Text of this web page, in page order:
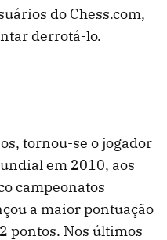
do Chess.com,
derrotá-lo.
tornou-se o jogador
em 2010, aos
campeonatos
a maior pontuação
pontos. Nos últimos